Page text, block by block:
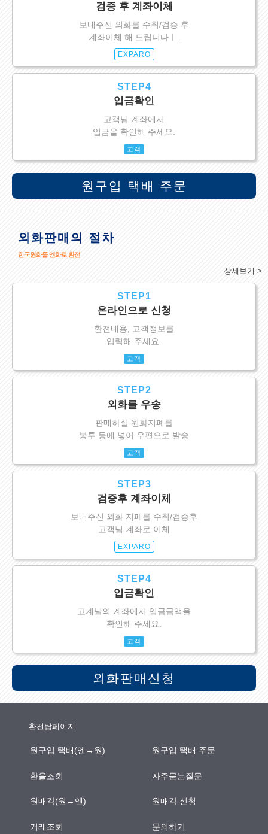
검증 후 계좌이체
보내주신 외화를 수취/검증 후
계좌이체 해 드립니다ㅣ.
EXPARO
STEP4
입금확인
고객님 계좌에서
입금을 확인해 주세요.
고객
원구입 택배 주문
외화판매의 절차
한국원화를 엔화로 환전
상세보기 >
STEP1
온라인으로 신청
환전내용, 고객정보를
입력해 주세요.
고객
STEP2
외화를 우송
판매하실 원화지폐를
봉투 등에 넣어 우편으로 발송
고객
STEP3
검증후 계좌이체
보내주신 외화 지페를 수취/검증후
고객님 계좌로 이체
EXPARO
STEP4
입금확인
고계님의 계좌에서 입금금액을
확인해 주세요.
고객
외화판매신청
환전탑페이지
원구입 택배(엔→원) 원구입 택배 주문
환율조회 자주묻는질문
원매각(원→엔) 원매각 신청
거래조회 문의하기